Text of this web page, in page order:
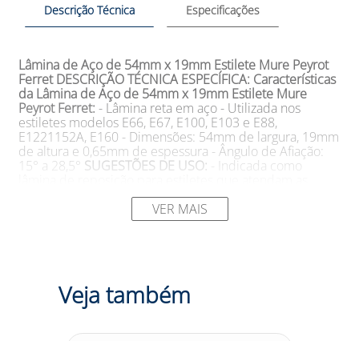
Descrição Técnica Especificações
Lâmina de Aço de 54mm x 19mm Estilete Mure Peyrot
Ferret DESCRIÇÃO TÉCNICA ESPECÍFICA: Características
da Lâmina de Aço de 54mm x 19mm Estilete Mure
Peyrot Ferret: - Lâmina reta em aço - Utilizada nos
estiletes modelos E66, E67, E100, E103 e E88,
E1221152A, E160 - Dimensões: 54mm de largura, 19mm
de altura e 0,65mm de espessura - Ângulo de Afiação:
15° a 28,5° SUGESTÕES DE USO: - Indicada como
dimensões mencionadas. - Ideal para corte de papelão
simples, canelado, compacto e adesivos de embalagens.
- Utilizada em atividades industriais, comerciais e de
Lâmina de Aço de 54mm x 19mm Estilete Mure Peyrot
Ferret é um componente essencial para estiletes dos
modelos E66, E67, E100, E103, E88, E1221152A e E160
VER MAIS
Veja também